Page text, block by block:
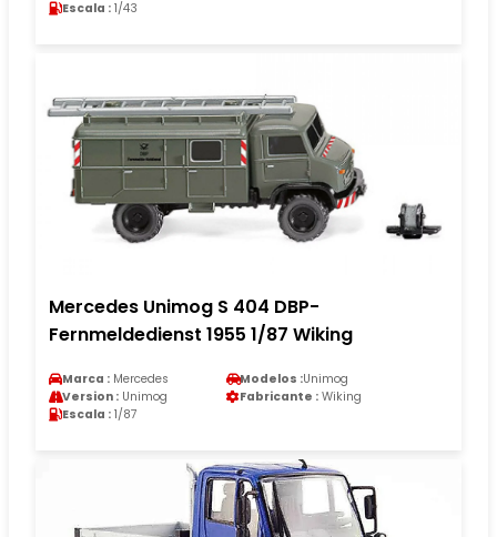
Escala : 1/43
Mercedes Unimog S 404 DBP-
Fernmeldedienst 1955 1/87 Wiking
Marca : Mercedes Modelos :Unimog
Version : Unimog Fabricante : Wiking
Escala : 1/87